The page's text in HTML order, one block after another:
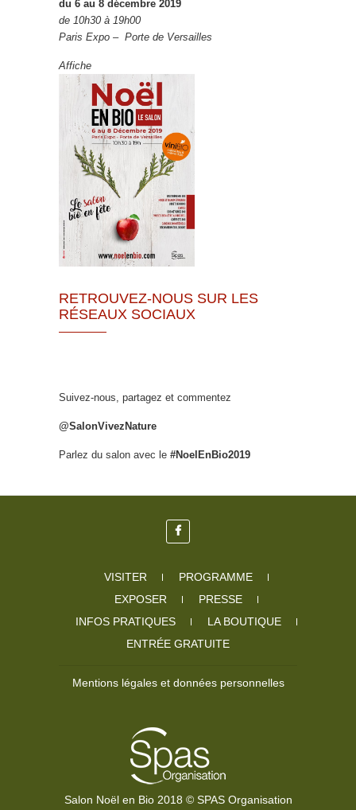
du 6 au 8 décembre 2019
de 10h30 à 19h00
Paris Expo – Porte de Versailles
Affiche
RETROUVEZ-NOUS SUR LES
RÉSEAUX SOCIAUX
Suivez-nous, partagez et commentez
@SalonVivezNature
Parlez du salon avec le #NoelEnBio2019
VISITER
PROGRAMME
EXPOSER
PRESSE
INFOS PRATIQUES
LA BOUTIQUE
ENTRÉE GRATUITE
Mentions légales et données personnelles
Salon Noël en Bio 2018 © SPAS Organisation